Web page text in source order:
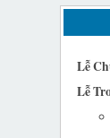
Lễ
Lễ